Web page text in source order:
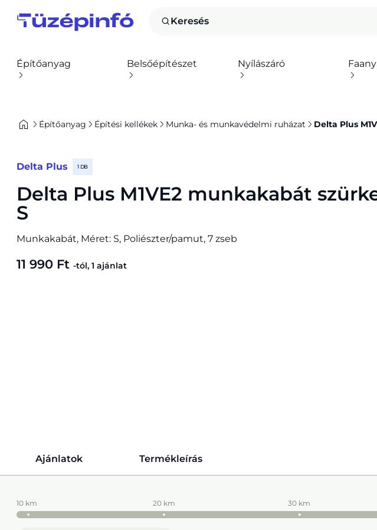
Keresés
Építőanyag Belsőépítészet Nyílászáró
Építőanyag Építési kellékek Munka- és munkavédelmi ruházat Delta Plus
Delta Plus 1 DB
Delta Plus M1VE2 munkakabát
S
Munkakabát, Méret: S, Poliészter/pamut, 7 zseb
11 990 Ft -tól, 1 ajánlat
Ajánlatok Termékleírás
10 km 20 km 30 km